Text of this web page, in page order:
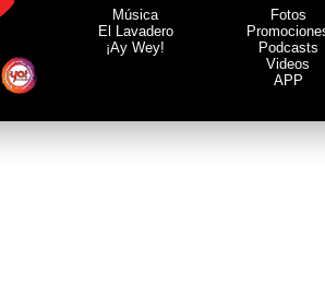
Música
El Lavadero
¡Ay Wey!
Fotos
Podcasts
Videos
APP